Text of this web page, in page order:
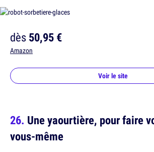
dès50,95 €
Amazon
Voir le site
Une yaourtière, pour faire
vous-même